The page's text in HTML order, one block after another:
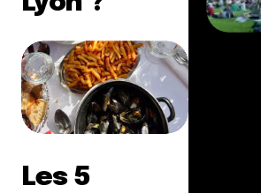
Les 5